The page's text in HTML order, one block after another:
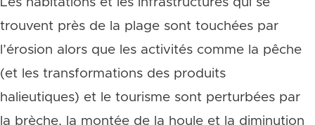
trouvent près de la plage sont touchées par
l’érosion alors que les activités comme la pêche
(et les transformations des produits
halieutiques) et le tourisme sont perturbées par
la brèche, la montée de la houle et la diminution